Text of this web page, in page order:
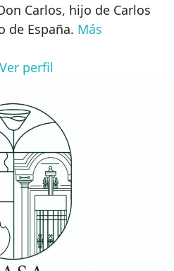
Carlos, hijo de Carlos
de España. Más
Ver perfil